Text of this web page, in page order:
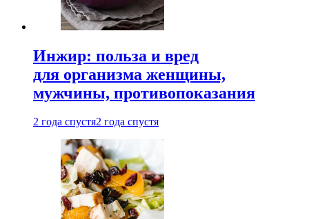
Инжир: польза и вред
для организма женщины,
мужчины, противопоказания
2 года спустя2 года спустя